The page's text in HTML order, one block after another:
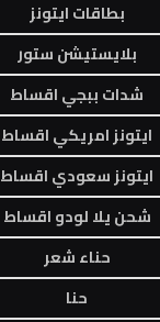
بطاقات ايتونز
بلايستيشن ستور
شدات ببجي اقساط
ايتونز امريكي اقساط
ايتونز سعودي اقساط
شحن يلا لودو اقساط
حناء شعر
حنا